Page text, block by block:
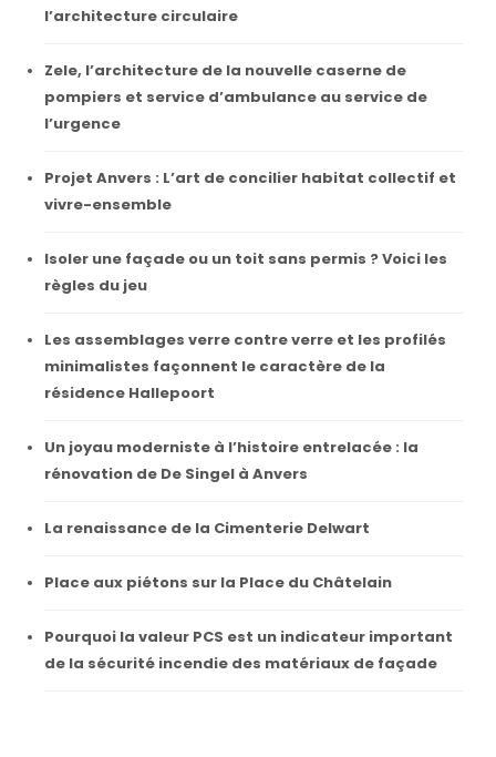
l’architecture circulaire
Zele, l’architecture de la nouvelle caserne de
pompiers et service d’ambulance au service de
l’urgence
Projet Anvers : L’art de concilier habitat collectif et
vivre-ensemble
Isoler une façade ou un toit sans permis ? Voici les
règles du jeu
Les assemblages verre contre verre et les profilés
minimalistes façonnent le caractère de la
résidence Hallepoort
Un joyau moderniste à l’histoire entrelacée : la
rénovation de De Singel à Anvers
La renaissance de la Cimenterie Delwart
Place aux piétons sur la Place du Châtelain
Pourquoi la valeur PCS est un indicateur important
de la sécurité incendie des matériaux de façade